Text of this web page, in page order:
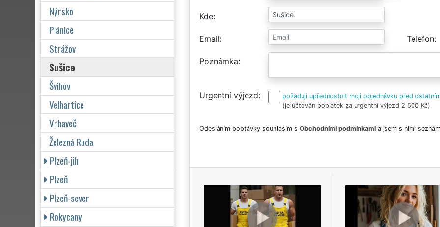
Kde
Email Telefon
Poznámka
Urgentní výjezd
požaduji upřednostnit moji objednávku před
(je účtován poplatek za urgentní výjezd 2 500 Kč)
Odesláním poptávky souhlasím s Obchodními podmínkamia jsem s nimi
Nýrsko
Plánice
Strážov
Sušice
Švihov
Velhartice
Vrhaveč
Železná Ruda
Plzeň-jih
Plzeň
Plzeň-sever
Rokycany